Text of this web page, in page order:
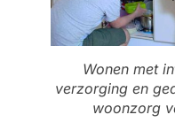
Wonen met
verzorging en
woonzorg